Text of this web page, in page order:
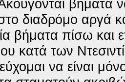
βήματα
διαδρόμο αργά
βήματα πίσω και
κατά των
να είναι